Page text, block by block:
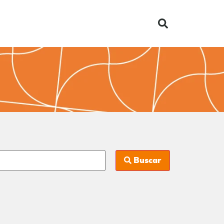
Buscar